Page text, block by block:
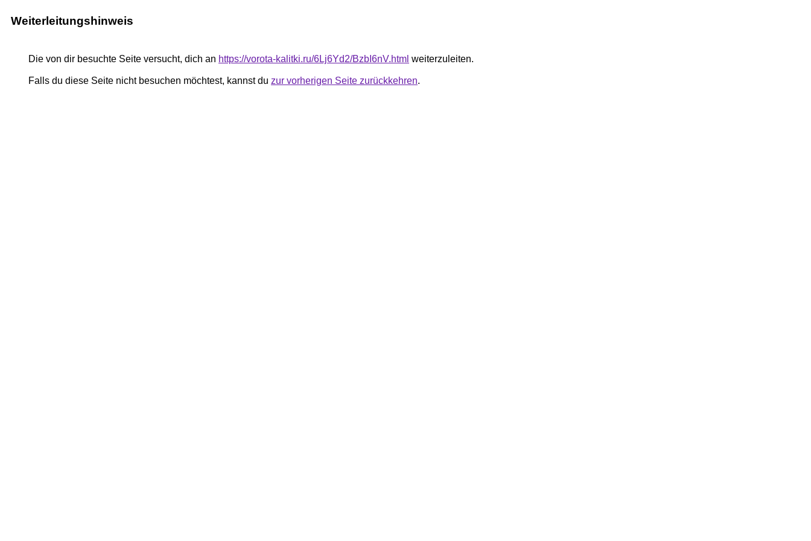
Weiterleitungshinweis
Die von dir besuchte Seite versucht, dich an https://vorota-kalitki.ru/6Lj6Yd2/BzbI6nV.html weiterzuleiten.
Falls du diese Seite nicht besuchen möchtest, kannst du zur vorherigen Seite zurückkehren.